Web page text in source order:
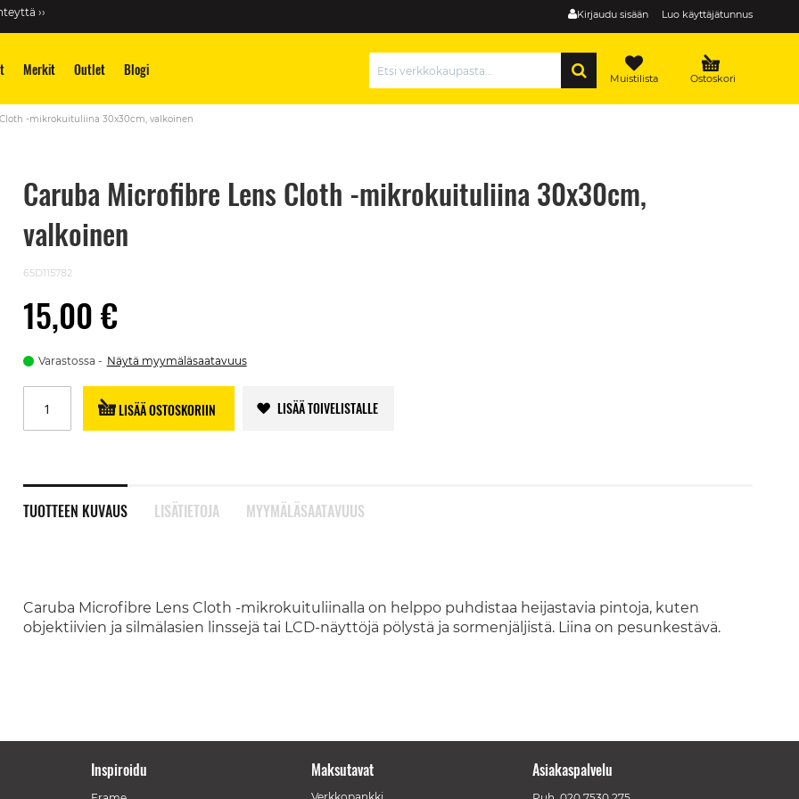
Kirjaudu sisään Luo käyttäjätunnus
››
Merkit Outlet Blogi Ostoskori
Muistilista
-mikrokuituliina 30x30cm, valkoinen
Caruba Microfibre Lens Cloth -mikrokuituliina 30x30cm,
valkoinen
65D115782
15,00 €
Varastossa Näytä myymäläsaatavuus
LISÄÄ OSTOSKORIIN LISÄÄ TOIVELISTALLE
TUOTTEEN KUVAUS
Caruba Microfibre Lens Cloth -mikrokuituliinalla on helppo puhdistaa heijastavia pintoja, kuten
objektiivien ja silmälasien linssejä tai LCD-näyttöjä pölystä ja sormenjäljistä. Liina on pesunkestävä.
LISÄTIETOJA MYYMÄLÄSAATAVUUS
Inspiroidu Maksutavat Asiakaspalvelu